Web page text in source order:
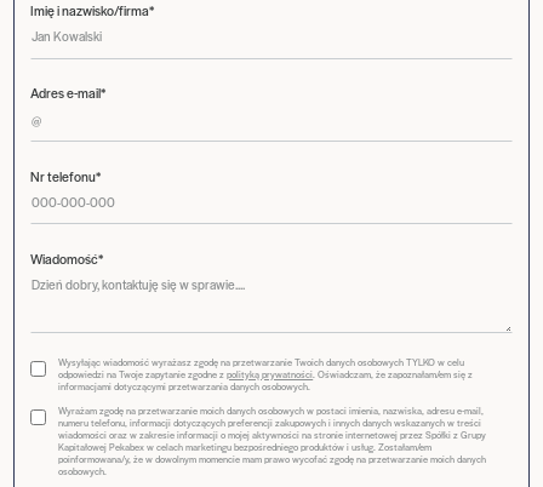
Imię i nazwisko/firma*
Adres e-mail*
Nr telefonu*
Wiadomość*
Wysyłając wiadomość wyrażasz zgodę na przetwarzanie Twoich danych osobowych TYLKO w celu
odpowiedzi na Twoje zapytanie zgodne zpolityką prywatności . Oświadczam, że zapoznałam/em się z
informacjami dotyczącymi przetwarzania danych osobowych.
Wyrażam zgodę na przetwarzanie moich danych osobowych w postaci imienia, nazwiska, adresu e-mail,
numeru telefonu, informacji dotyczących preferencji zakupowych i innych danych wskazanych w treści
wiadomości oraz w zakresie informacji o mojej aktywności na stronie internetowej przez Spółki z Grupy
Kapitałowej Pekabex w celach marketingu bezpośredniego produktów i usług. Zostałam/em
poinformowana/y, że w dowolnym momencie mam prawo wycofać zgodę na przetwarzanie moich danych
osobowych.